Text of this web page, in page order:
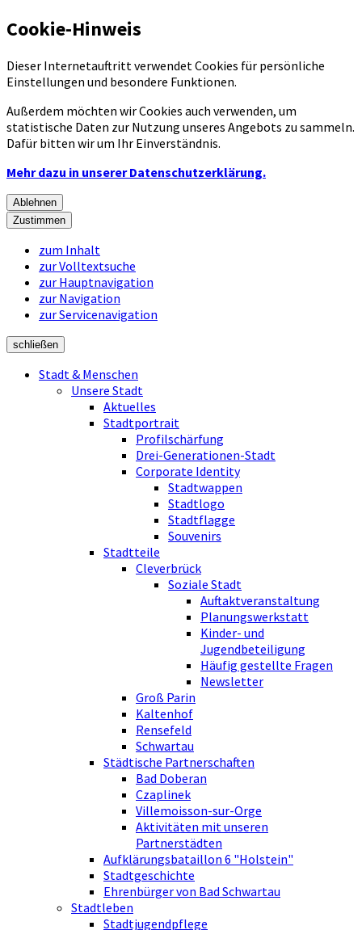
Cookie-Hinweis
Dieser Internetauftritt verwendet Cookies für persönliche
Einstellungen und besondere Funktionen.
Außerdem möchten wir Cookies auch verwenden, um
statistische Daten zur Nutzung unseres Angebots zu sammeln.
Dafür bitten wir um Ihr Einverständnis.
Mehr dazu in unserer Datenschutzerklärung.
Ablehnen
Zustimmen
zum Inhalt
zur Volltextsuche
zur Hauptnavigation
zur Navigation
zur Servicenavigation
schließen
Stadt & Menschen
Unsere Stadt
Aktuelles
Stadtportrait
Profilschärfung
Drei-Generationen-Stadt
Corporate Identity
Stadtwappen
Stadtlogo
Stadtflagge
Souvenirs
Stadtteile
Cleverbrück
Soziale Stadt
Auftaktveranstaltung
Planungswerkstatt
Kinder- und
Jugendbeteiligung
Häufig gestellte Fragen
Newsletter
Groß Parin
Kaltenhof
Rensefeld
Schwartau
Städtische Partnerschaften
Bad Doberan
Czaplinek
Villemoisson-sur-Orge
Aktivitäten mit unseren
Partnerstädten
Aufklärungsbataillon 6 "Holstein"
Stadtgeschichte
Ehrenbürger von Bad Schwartau
Stadtleben
Stadtjugendpflege